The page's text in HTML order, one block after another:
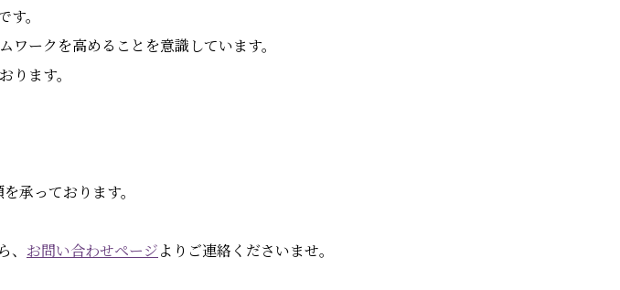
す。
ークを高めることを意識しています。
ります。
承っております。
、 お問い合わせページ よりご連絡くださいませ。